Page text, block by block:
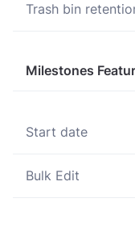
Trash bin
Milestones
Start date
Bulk Edit